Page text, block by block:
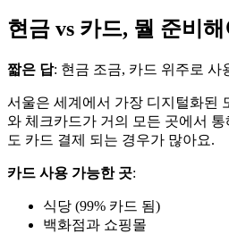
현금 vs 카드, 뭘 준비
짧은 답: 현금 조금, 카드 위주로 사
서울은 세계에서 가장 디지털화된
와 체크카드가 거의 모든 곳에서
도 카드 결제 되는 경우가 많아요.
카드 사용 가능한 곳:
식당 (99% 카드 됨)
백화점과 쇼핑몰